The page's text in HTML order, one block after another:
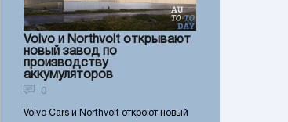
Volvo и Northvolt открывают
новый завод по
производству
аккумуляторов
0
Volvo Cars и Northvolt откроют новый